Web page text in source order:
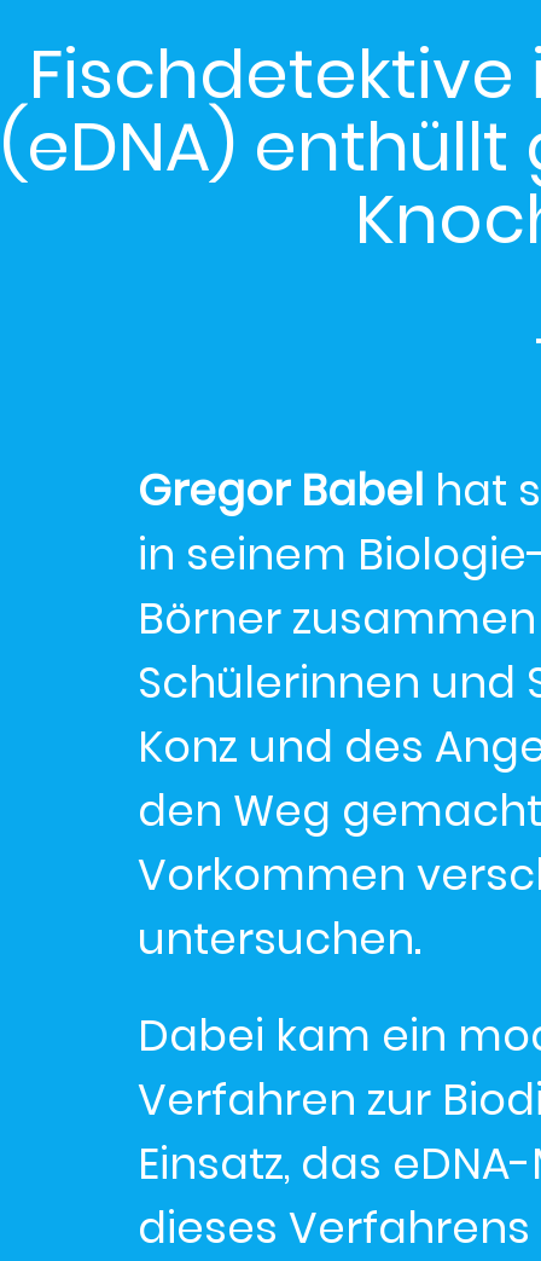
Fischdetektive
(eDNA)
Gregor Babel hat
in seinem
Börner
Schülerinnen und
Konz und des
den Weg
Vorkommen
untersuchen.
Dabei kam ein
Verfahren zur
Einsatz, das
dieses